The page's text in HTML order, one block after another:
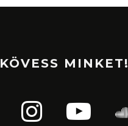
KÖVESS MINKET!